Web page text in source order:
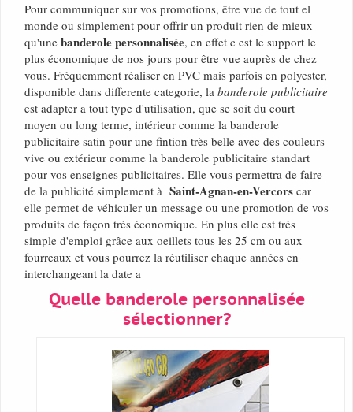
Pour communiquer sur vos promotions, être vue de tout el
monde ou simplement pour offrir un produit rien de mieux
qu'une banderole personnalisée, en effet c est le support le
plus économique de nos jours pour être vue auprès de chez
vous. Fréquemment réaliser en PVC mais parfois en polyester,
disponible dans differente categorie, la banderole publicitaire
est adapter a tout type d'utilisation, que se soit du court
moyen ou long terme, intérieur comme la banderole
publicitaire satin pour une fintion très belle avec des couleurs
vive ou extérieur comme la banderole publicitaire standart
pour vos enseignes publicitaires. Elle vous permettra de faire
de la publicité simplement à Saint-Agnan-en-Vercors car
elle permet de véhiculer un message ou une promotion de vos
produits de façon trés économique. En plus elle est trés
simple d'emploi grâce aux oeillets tous les 25 cm ou aux
fourreaux et vous pourrez la réutiliser chaque années en
interchangeant la date a
Quelle banderole personnalisée
sélectionner?